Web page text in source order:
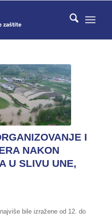
I
NAKON
U SLIVU UNE,
bile izražene od 12. do